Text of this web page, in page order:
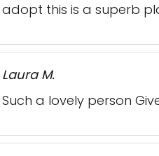
adopt this is a superb
Laura M.
Such a lovely person